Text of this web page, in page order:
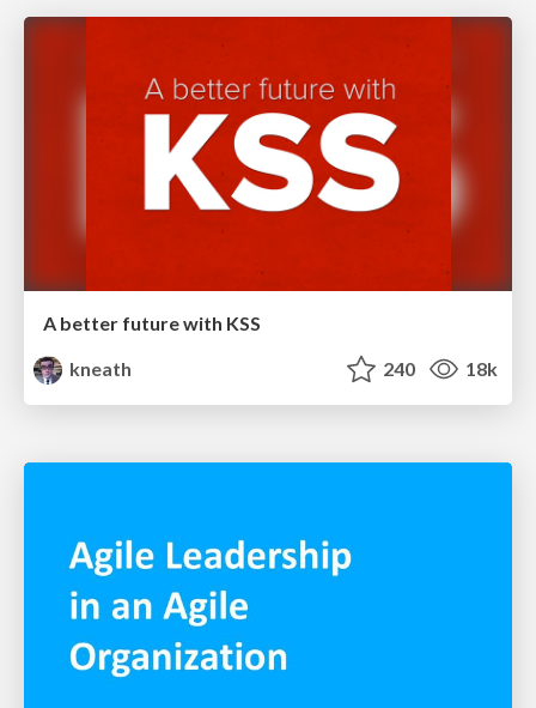
A better future with KSS
kneath
240 18k